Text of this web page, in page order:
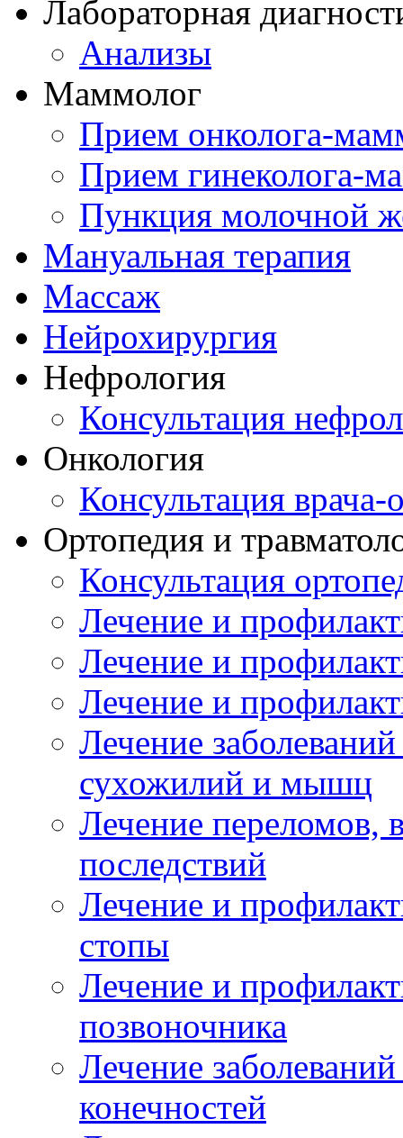
Лабораторная
Анализы
Маммолог
Прием онколога-
Прием гинеколога-
Пункция молочной
Мануальная терапия
Массаж
Нейрохирургия
Нефрология
Консультация
Онкология
Консультация врача-
Ортопедия и
Консультация
Лечение и
Лечение и
Лечение и
Лечение
сухожилий и мышц
Лечение переломов,
последствий
Лечение и
стопы
Лечение и
позвоночника
Лечение
конечностей